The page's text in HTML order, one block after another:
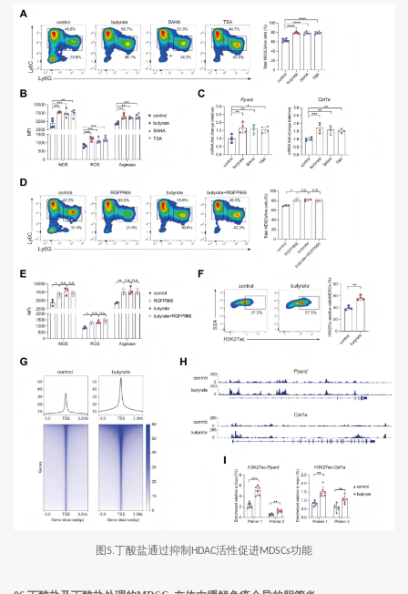
图5.丁酸盐通过抑制 HDAC活性促进MDSCs功能